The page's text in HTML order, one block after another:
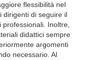
flessibilità nel
dirigenti di seguire il
Inoltre,
didattici sempre
argomenti
necessario. Al